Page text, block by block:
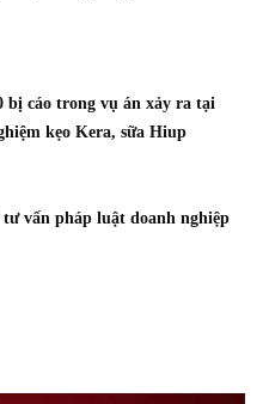
bị cáo trong vụ án xảy ra tại
kẹo Kera, sữa Hiup
vấn pháp luật doanh nghiệp